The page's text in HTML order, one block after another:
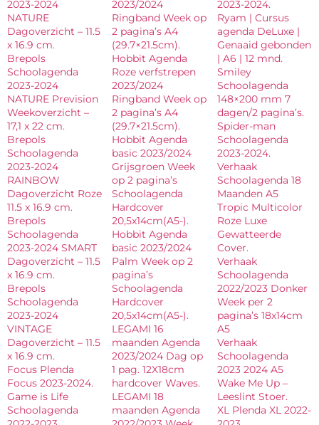
2023-2024
NATURE
Dagoverzicht – 11.5
x 16.9 cm.
Brepols
Schoolagenda
2023-2024
NATURE Prevision
Weekoverzicht –
17,1 x 22 cm.
Brepols
Schoolagenda
2023-2024
RAINBOW
Dagoverzicht Roze
11.5 x 16.9 cm.
Brepols
Schoolagenda
2023-2024 SMART
Dagoverzicht – 11.5
x 16.9 cm.
Brepols
Schoolagenda
2023-2024
VINTAGE
Dagoverzicht – 11.5
x 16.9 cm.
Focus Plenda
Focus 2023-2024.
Game is Life
Schoolagenda
2023/2024
Ringband Week op
2 pagina’s A4
(29.7×21.5cm).
Hobbit Agenda
Roze verfstrepen
2023/2024
Ringband Week op
2 pagina’s A4
(29.7×21.5cm).
Hobbit Agenda
basic 2023/2024
Grijsgroen Week
op 2 pagina’s
Schoolagenda
Hardcover
20,5x14cm(A5-).
Hobbit Agenda
basic 2023/2024
Palm Week op 2
pagina’s
Schoolagenda
Hardcover
20,5x14cm(A5-).
LEGAMI 16
maanden Agenda
2023/2024 Dag op
1 pag. 12X18cm
hardcover Waves.
LEGAMI 18
maanden Agenda
2023-2024.
Ryam | Cursus
agenda DeLuxe |
Genaaid gebonden
| A6 | 12 mnd.
Smiley
Schoolagenda
148×200 mm 7
dagen/2 pagina’s.
Spider-man
Schoolagenda
2023-2024.
Verhaak
Schoolagenda 18
Maanden A5
Tropic Multicolor
Roze Luxe
Gewatteerde
Cover.
Verhaak
Schoolagenda
2022/2023 Donker
Week per 2
pagina’s 18x14cm
A5
Verhaak
Schoolagenda
2023 2024 A5
Wake Me Up –
Leeslint Stoer.
XL Plenda XL 2022-